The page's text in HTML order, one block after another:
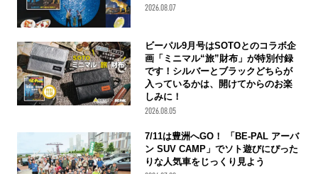
2026.08.07
ビーパル9月号はSOTOとのコラボ企
画「ミニマル“旅”財布」が特別付録
です！シルバーとブラックどちらが
入っているかは、開けてからのお楽
しみに！
2026.08.05
7/11は豊洲へGO！ 「BE-PAL アーバ
ン SUV CAMP」でソト遊びにぴった
りな人気車をじっくり見よう